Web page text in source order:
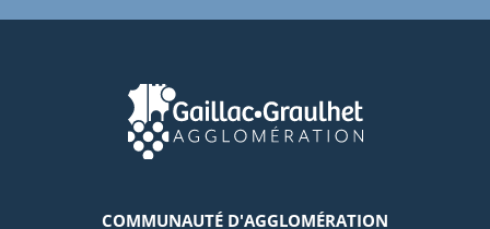
COMMUNAUTÉ D'AGGLOMÉRATION